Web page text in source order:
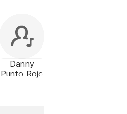
Danny
Punto Rojo